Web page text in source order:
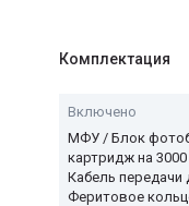
Комплектация
Включено
МФУ / Блок
картридж на
Кабель
Феритовое